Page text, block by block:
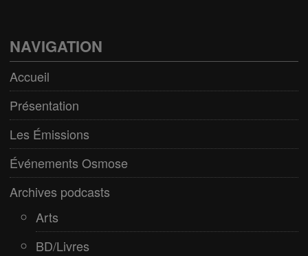
Bien être/Santé
Culture/Loisirs
Electro/Transe
Paranormal
Pop/Rock
Rap
Spiritualité
NAVIGATION
Accueil
Présentation
Les Émissions
Événements Osmose
Archives podcasts
Arts
BD/Livres